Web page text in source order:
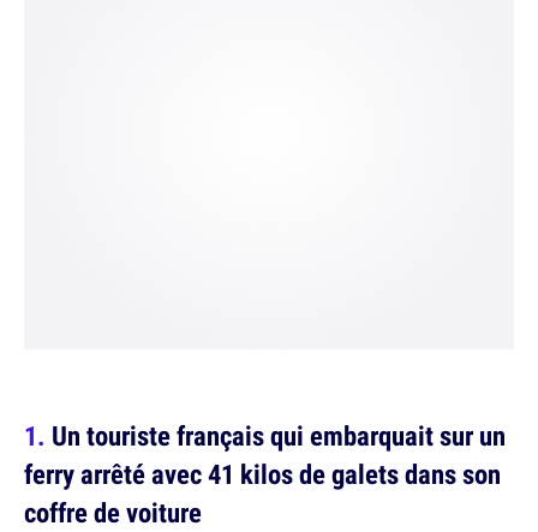
Un touriste français qui embarquait sur un
ferry arrêté avec 41 kilos de galets dans son
coffre de voiture